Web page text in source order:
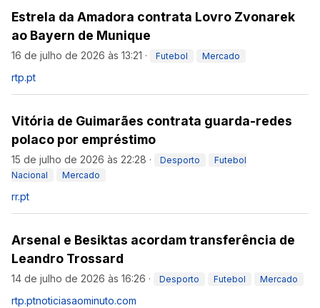
Estrela da Amadora contrata Lovro Zvonarek
ao Bayern de Munique
16 de julho de 2026 às 13:21 · Futebol Mercado
rtp.pt
Vitória de Guimarães contrata guarda-redes
polaco por empréstimo
15 de julho de 2026 às 22:28 · Desporto
Futebol
Nacional
Mercado
rr.pt
Arsenal e Besiktas acordam transferência de
Leandro Trossard
14 de julho de 2026 às 16:26 · Desporto Futebol Mercado
rtp.ptnoticiasaominuto.com